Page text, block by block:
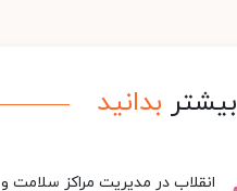
بیشتر بدانید
انقلاب در مدیریت مراکز سلامت و